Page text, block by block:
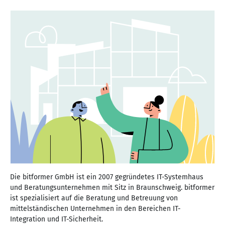
Die bitformer GmbH ist ein 2007 gegründetes IT-Systemhaus
und Beratungsunternehmen mit Sitz in Braunschweig. bitformer
ist spezialisiert auf die Beratung und Betreuung von
mittelständischen Unternehmen in den Bereichen IT-
Integration und IT-Sicherheit.